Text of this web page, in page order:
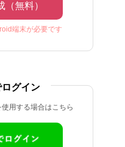
（無料）
端末が必要です
用する場合はこちら
グイン